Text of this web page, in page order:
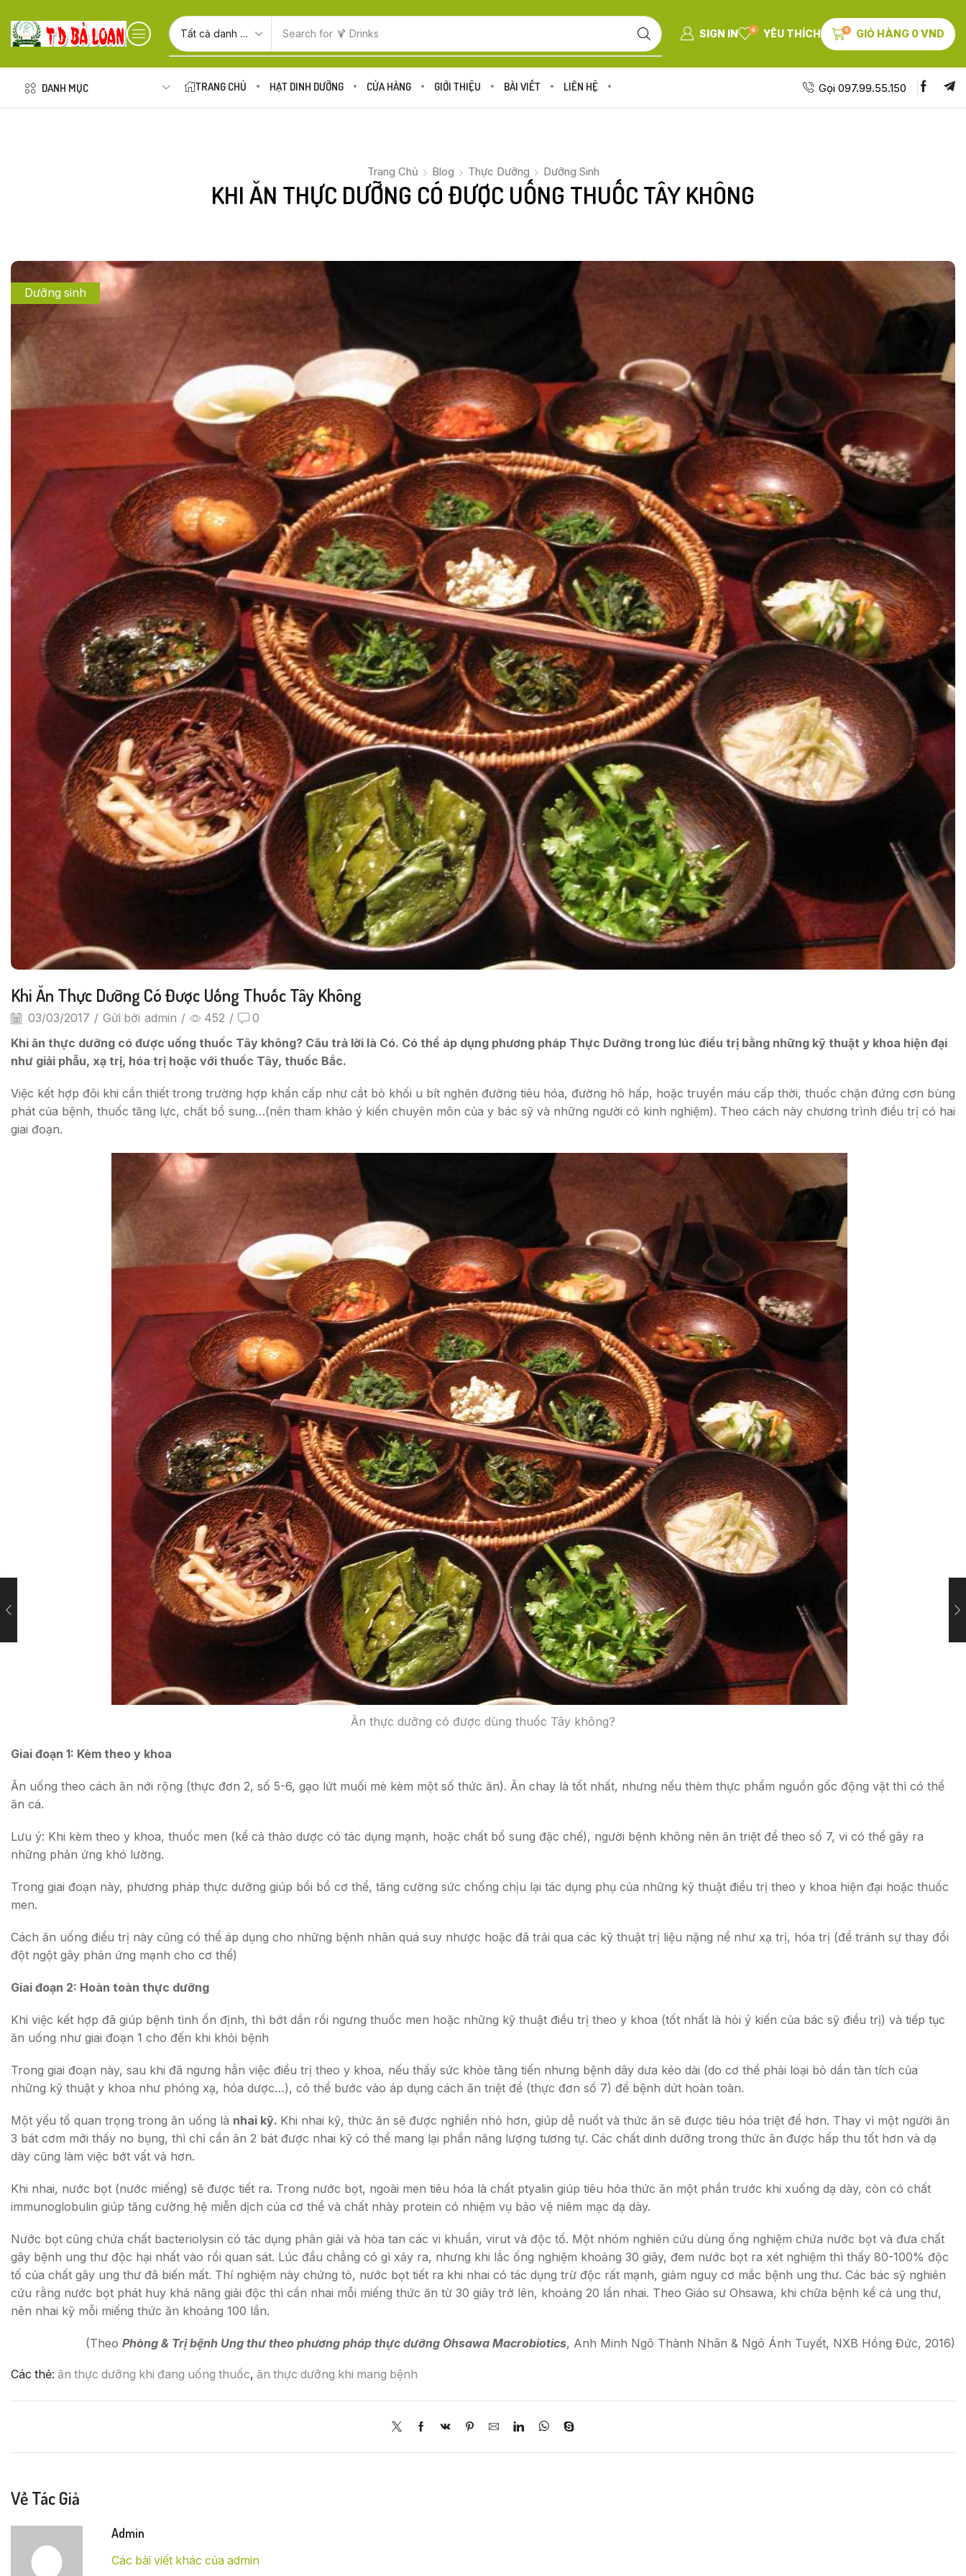
Search for 🍋 Fruits SIGN IN 0 YÊU THÍCH 0 GIỎ HÀNG 0VND
DANH MỤC TRANG CHỦ HẠT DINH DƯỠNG CỬA HÀNG GIỚI THIỆU BÀI VIẾT LIÊN HỆ Gọi 097.99.55.150
Trang Chủ Blog Thực Dưỡng Dưỡng Sinh
KHI ĂN THỰC DƯỠNG CÓ ĐƯỢC UỐNG THUỐC TÂY KHÔNG
Dưỡng sinh
Khi Ăn Thực Dưỡng Có Được Uống Thuốc Tây Không
03/03/2017 / Gửi bởi admin / 452 / 0
Khi ăn thực dưỡng có được uống thuốc Tây không? Câu trả lời là Có. Có thể áp dụng phương pháp Thực Dưỡng trong lúc điều trị bằng những kỹ thuật y khoa hiện đại
như giải phẫu, xạ trị, hóa trị hoặc với thuốc Tây, thuốc Bắc.
Việc kết hợp đôi khi cần thiết trong trường hợp khẩn cấp như cắt bỏ khối u bít nghẽn đường tiêu hóa, đường hô hấp, hoặc truyền máu cấp thời, thuốc chặn đứng cơn bùng
phát của bệnh, thuốc tăng lực, chất bổ sung…(nên tham khảo ý kiến chuyên môn của y bác sỹ và những người có kinh nghiệm). Theo cách này chương trình điều trị có hai
giai đoạn.
Ăn thực dưỡng có được dùng thuốc Tây không?
Giai đoạn 1: Kèm theo y khoa
Ăn uống theo cách ăn nới rộng (thực đơn 2, số 5-6, gạo lứt muối mè kèm một số thức ăn). Ăn chay là tốt nhất, nhưng nếu thèm thực phẩm nguồn gốc động vật thì có thể
ăn cá.
Lưu ý: Khi kèm theo y khoa, thuốc men (kể cả thảo dược có tác dụng mạnh, hoặc chất bổ sung đặc chế), người bệnh không nên ăn triệt để theo số 7, vi có thể gây ra
những phản ứng khó lường.
Trong giai đoạn này, phương pháp thực dưỡng giúp bồi bổ cơ thể, tăng cường sức chống chịu lại tác dụng phụ của những kỹ thuật điều trị theo y khoa hiện đại hoặc thuốc
men.
Cách ăn uống điều trị này cũng có thể áp dụng cho những bệnh nhân quá suy nhược hoặc đã trải qua các kỹ thuật trị liệu nặng nề như xạ trị, hóa trị (để tránh sự thay đổi
đột ngột gây phản ứng mạnh cho cơ thể)
Giai đoạn 2: Hoàn toàn thực dưỡng
Khi việc kết hợp đã giúp bệnh tình ổn định, thì bớt dần rồi ngưng thuốc men hoặc những kỹ thuật điều trị theo y khoa (tốt nhất là hỏi ý kiến của bác sỹ điều trị) và tiếp tục
ăn uống như giai đoạn 1 cho đến khi khỏi bệnh
Trong giai đoạn này, sau khi đã ngưng hẳn việc điều trị theo y khoa, nếu thấy sức khỏe tăng tiến nhưng bệnh dây dưa kéo dài (do cơ thể phải loại bỏ dần tàn tích của
những kỹ thuật y khoa như phóng xạ, hóa dược…), có thể bước vào áp dụng cách ăn triệt để (thực đơn số 7) để bệnh dứt hoàn toàn.
Một yếu tố quan trọng trong ăn uống là nhai kỹ. Khi nhai kỹ, thức ăn sẽ được nghiền nhỏ hơn, giúp dễ nuốt và thức ăn sẽ được tiêu hóa triệt để hơn. Thay vì một người ăn
3 bát cơm mới thấy no bụng, thì chỉ cần ăn 2 bát được nhai kỹ có thể mang lại phần năng lượng tương tự. Các chất dinh dưỡng trong thức ăn được hấp thu tốt hơn và dạ
dày cũng làm việc bớt vất vả hơn.
Khi nhai, nước bọt (nước miếng) sẽ được tiết ra. Trong nước bọt, ngoài men tiêu hóa là chất ptyalin giúp tiêu hóa thức ăn một phần trước khi xuống dạ dày, còn có chất
immunoglobulin giúp tăng cường hệ miễn dịch của cơ thể và chất nhày protein có nhiệm vụ bảo vệ niêm mạc dạ dày.
Nước bọt cũng chứa chất bacteriolysin có tác dụng phân giải và hòa tan các vi khuẩn, virut và độc tố. Một nhóm nghiên cứu dùng ống nghiệm chứa nước bọt và đưa chất
gây bệnh ung thư độc hại nhất vào rồi quan sát. Lúc đầu chẳng có gì xảy ra, nhưng khi lắc ống nghiệm khoảng 30 giây, đem nước bọt ra xét nghiệm thì thấy 80-100% độc
tố của chất gây ung thư đã biến mất. Thí nghiệm này chứng tỏ, nước bọt tiết ra khi nhai có tác dụng trừ độc rất mạnh, giảm nguy cơ mắc bệnh ung thư. Các bác sỹ nghiên
cứu rằng nước bọt phát huy khả năng giải độc thì cần nhai mỗi miếng thức ăn từ 30 giây trở lên, khoảng 20 lần nhai. Theo Giáo sư Ohsawa, khi chữa bệnh kể cả ung thư,
nên nhai kỹ mỗi miếng thức ăn khoảng 100 lần.
(Theo Phòng & Trị bệnh Ung thư theo phương pháp thực dưỡng Ohsawa Macrobiotics, Anh Minh Ngô Thành Nhân & Ngô Ánh Tuyết, NXB Hồng Đức, 2016)
Các thẻ: ăn thực dưỡng khi đang uống thuốc, ăn thực dưỡng khi mang bệnh
Về Tác Giả
Admin
Các bài viết khác của admin